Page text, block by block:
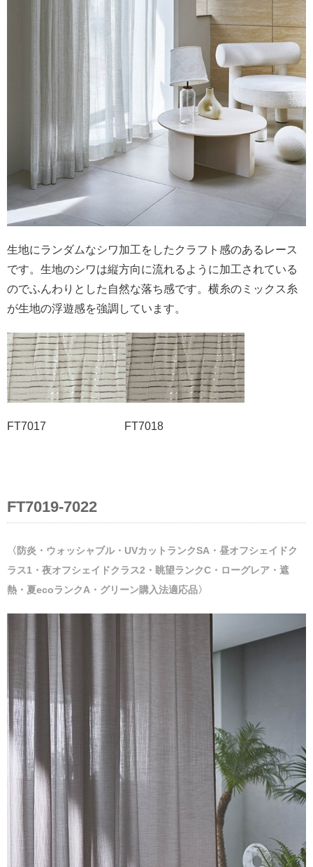
生地にランダムなシワ加工をしたクラフト感のあるレース
です。生地のシワは縦方向に流れるように加工されている
のでふんわりとした自然な落ち感です。横糸のミックス糸
が生地の浮遊感を強調しています。
FT7017 FT7018
FT7019-7022
〈防炎・ウォッシャブル・UVカットランクSA・昼オフシェイドク
ラス1・夜オフシェイドクラス2・眺望ランクC・ローグレア・遮
熱・夏ecoランクA・グリーン購入法適応品〉